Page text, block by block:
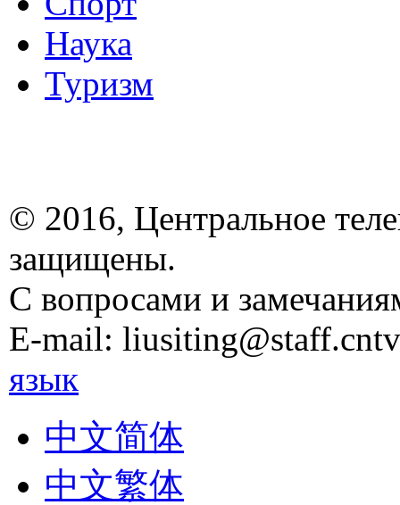
Наука
Туризм
© 2016, Центральное
защищены.
С вопросами и
E-mail:
язык
中文简体
中文繁体